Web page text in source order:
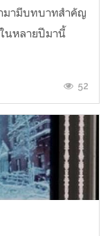
มามีบทบาทสำคัญ
ในหลายปีมานี้
52